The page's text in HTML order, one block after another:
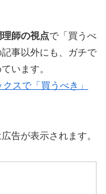
理師の視点で「買うべ
事以外にも、ガチで
います。
スで「買うべき」
告が表示されます。